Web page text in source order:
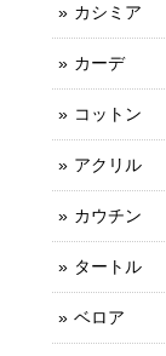
カシミア
カーデ
コットン
アクリル
カウチン
タートル
ベロア